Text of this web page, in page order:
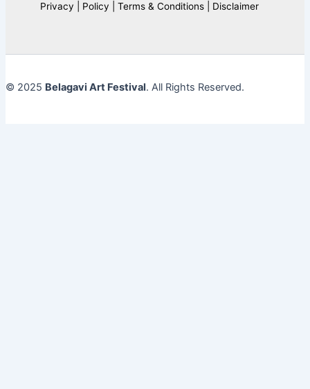
Privacy | Policy | Terms & Conditions | Disclaimer
© 2025 Belagavi Art Festival. All Rights Reserved.